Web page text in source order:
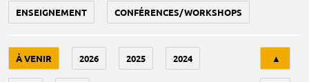
ENSEIGNEMENT CONFÉRENCES/WORKSHOPS
À VENIR 2026 2025 2024 ▲